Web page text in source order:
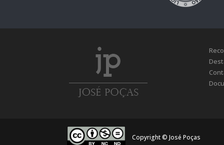
Copyright © José Poças